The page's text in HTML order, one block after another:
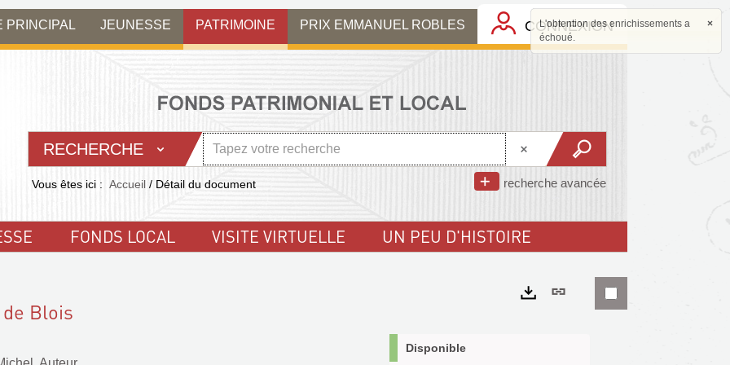
PRINCIPAL JEUNESSE PATRIMOINE PRIX EMMANUEL ROBLES CONNEXION
RECHERCHE
recherche avancée
Vous êtes ici : Accueil / Détail du document
FONDS LOCAL VISITE VIRTUELLE UN PEU D'HISTOIRE
Blois
Lien
Disponible
×
L'obtention des enrichissements a
échoué.